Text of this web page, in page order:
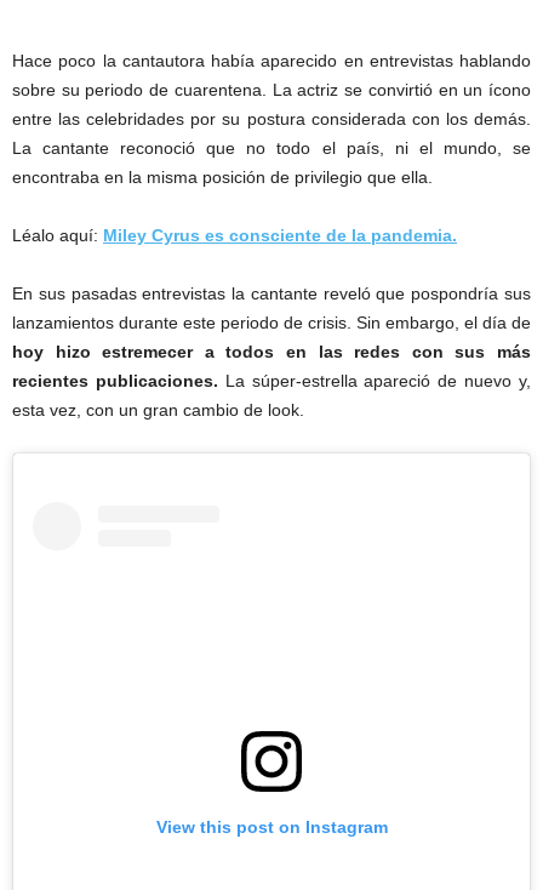
Hace poco la cantautora había aparecido en entrevistas hablando
sobre su periodo de cuarentena. La actriz se convirtió en un ícono
entre las celebridades por su postura considerada con los demás.
La cantante reconoció que no todo el país, ni el mundo, se
encontraba en la misma posición de privilegio que ella.
Léalo aquí: Miley Cyrus es consciente de la pandemia.
En sus pasadas entrevistas la cantante reveló que pospondría sus
lanzamientos durante este periodo de crisis. Sin embargo, el día de
hoy hizo estremecer a todos en las redes con sus más
recientes publicaciones. La súper-estrella apareció de nuevo y,
esta vez, con un gran cambio de look.
View this post on Instagram